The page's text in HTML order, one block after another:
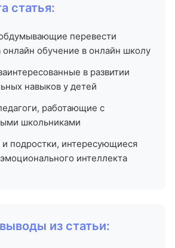
статья:
перевести
онлайн обучение в онлайн школу
в развитии
навыков у детей
работающие с
школьниками
подростки, интересующиеся
интеллекта
из статьи: